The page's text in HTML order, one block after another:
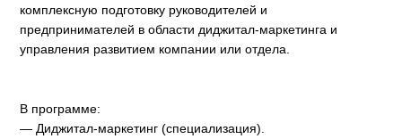
комплексную подготовку руководителей и
предпринимателей в области диджитал-маркетинга и
управления развитием компании или отдела.
В программе:
— Диджитал-маркетинг (специализация).